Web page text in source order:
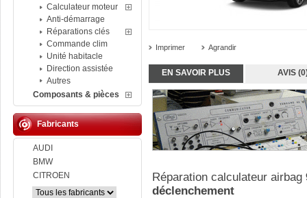
Calculateur moteur
Anti-démarrage
Réparations clés
Commande clim
Unité habitacle
Direction assistée
Autres
Composants & pièces
Fabricants
AUDI
BMW
CITROEN
Imprimer Agrandir
EN SAVOIR PLUS AVIS
Réparation calculateur airbag
déclenchement